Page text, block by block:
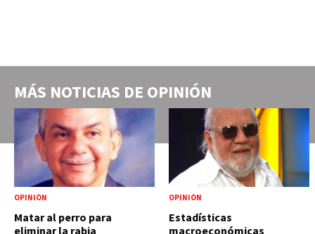
MÁS NOTICIAS DE OPINIÓN
OPINIÓN
Matar al perro para
OPINIÓN
Estadísticas